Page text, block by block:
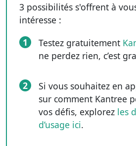
3 possibilités s'offrent à
intéresse :
1
Testez gratuitement
ne perdez rien, c’est
2
Si vous souhaitez en
sur comment Kantree
vos défis, explorez les
d’usage ici.